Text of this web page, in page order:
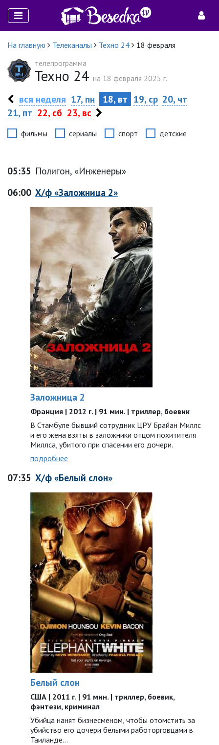
На главную Телеканалы Техно 24
18 февраля
телепрограмма
Техно 24 на 18 февраля 2025 г.
вся неделя 17, пн 18, вт 19, ср 20, чт
21, пт 22, сб 23, вс
фильмы сериалы спорт детские
05:35 Полигон, «Инженеры»
06:00 Х/ф «Заложница 2»
Заложница 2
Франция | 2012 г. | 91 мин. | триллер, боевик
В Стамбуле бывший сотрудник ЦРУ Брайан Миллс
и его жена взяты в заложники отцом похитителя
Миллса, убитого при спасении его дочери.
подробнее
07:35 Х/ф «Белый слон»
Белый слон
США | 2011 г. | 91 мин. | триллер, боевик,
фэнтези, криминал
Убийца нанят бизнесменом, чтобы отомстить за
убийство его дочери белыми работорговцами в
Таиланде…